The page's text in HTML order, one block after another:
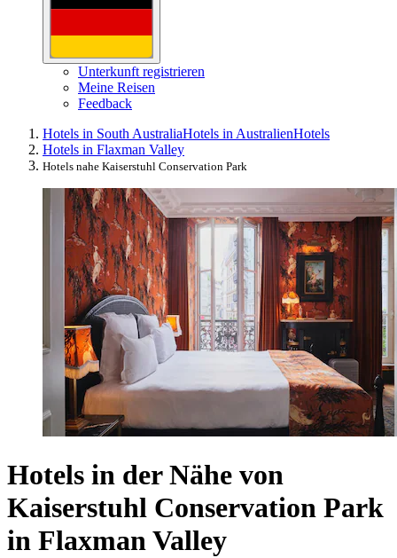
Unterkunft registrieren
Meine Reisen
Feedback
Hotels in South AustraliaHotels in AustralienHotels
Hotels in Flaxman Valley
Hotels nahe Kaiserstuhl Conservation Park
Hotels in der Nähe von
Kaiserstuhl Conservation Park
in Flaxman Valley